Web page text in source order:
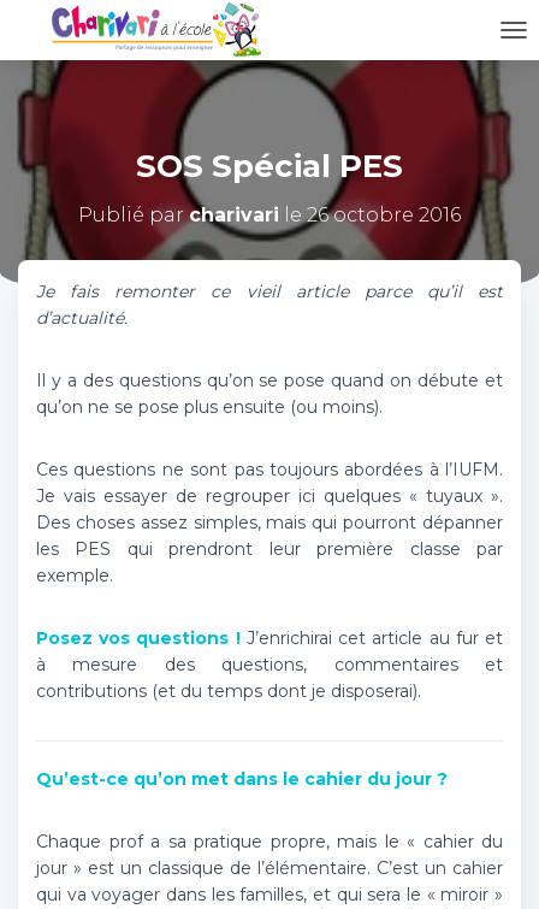
A
SOS Spécial PES
Publié parcharivari le26 octobre 2016
Je fais remonter ce vieil article parce qu’il est
d’actualité.
Il y a des questions qu’on se pose quand on débute et
qu’on ne se pose plus ensuite (ou moins).
Ces questions ne sont pas toujours abordées à l’IUFM.
Je vais essayer de regrouper ici quelques « tuyaux ».
Des choses assez simples, mais qui pourront dépanner
les PES qui prendront leur première classe par
exemple.
Posez vos questions !J’enrichirai cet article au fur et
à mesure des questions, commentaires et
contributions (et du temps dont je disposerai).
Qu’est-ce qu’on met dans le cahier du jour ?
Chaque prof a sa pratique propre, mais le « cahier du
jour » est un classique de l’élémentaire. C’est un cahier
qui va voyager dans les familles, et qui sera le « miroir »